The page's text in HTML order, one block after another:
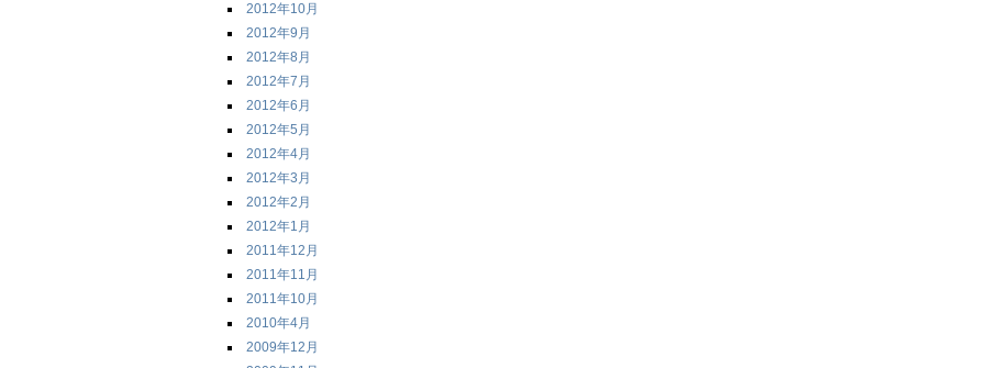
2012年10月
2012年9月
2012年8月
2012年7月
2012年6月
2012年5月
2012年4月
2012年3月
2012年2月
2012年1月
2011年12月
2011年11月
2011年10月
2010年4月
2009年12月